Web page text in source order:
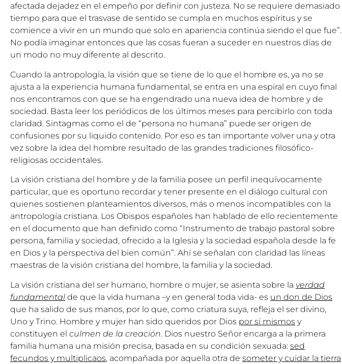
afectada dejadez en el empeño por definir con justeza. No se requiere demasiado
tiempo para que el trasvase de sentido se cumpla en muchos espíritus y se
comience a vivir en un mundo que solo en apariencia continúa siendo el que fue”.
No podía imaginar entonces que las cosas fueran a suceder en nuestros días de
un modo no muy diferente al descrito.
Cuando la antropología, la visión que se tiene de lo que el hombre es, ya no se
ajusta a la experiencia humana fundamental, se entra en una espiral en cuyo final
nos encontramos con que se ha engendrado una nueva idea de hombre y de
sociedad. Basta leer los periódicos de los últimos meses para percibirlo con toda
claridad. Sintagmas como el de “persona no humana” puede ser origen de
confusiones por su liquido contenido. Por eso es tan importante volver una y otra
vez sobre la idea del hombre resultado de las grandes tradiciones filosófico-
religiosas occidentales.
La visión cristiana del hombre y de la familia posee un perfil inequívocamente
particular, que es oportuno recordar y tener presente en el diálogo cultural con
quienes sostienen planteamientos diversos, más o menos incompatibles con la
antropología cristiana. Los Obispos españoles han hablado de ello recientemente
en el documento que han definido como “Instrumento de trabajo pastoral sobre
persona, familia y sociedad, ofrecido a la Iglesia y la sociedad española desde la fe
en Dios y la perspectiva del bien común”. Ahí se señalan con claridad las líneas
maestras de la visión cristiana del hombre, la familia y la sociedad.
La visión cristiana del ser humano, hombre o mujer, se asienta sobre la verdad
fundamental de que la vida humana –y en general toda vida- es un don de Dios
que ha salido de sus manos, por lo que, como criatura suya, refleja el ser divino,
Uno y Trino. Hombre y mujer han sido queridos por Dios por sí mismos y
constituyen el culmen de la creación. Dios nuestro Señor encarga a la primera
familia humana una misión precisa, basada en su condición sexuada: sed
fecundos y multiplicaos, acompañada por aquella otra de someter y cuidar la tierra